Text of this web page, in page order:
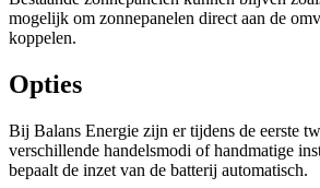
mogelijk om zonnepanelen direct aan de
koppelen.
Opties
Bij Balans Energie zijn er tijdens de eerste
verschillende handelsmodi of handmatige
bepaalt de inzet van de batterij automatisch.